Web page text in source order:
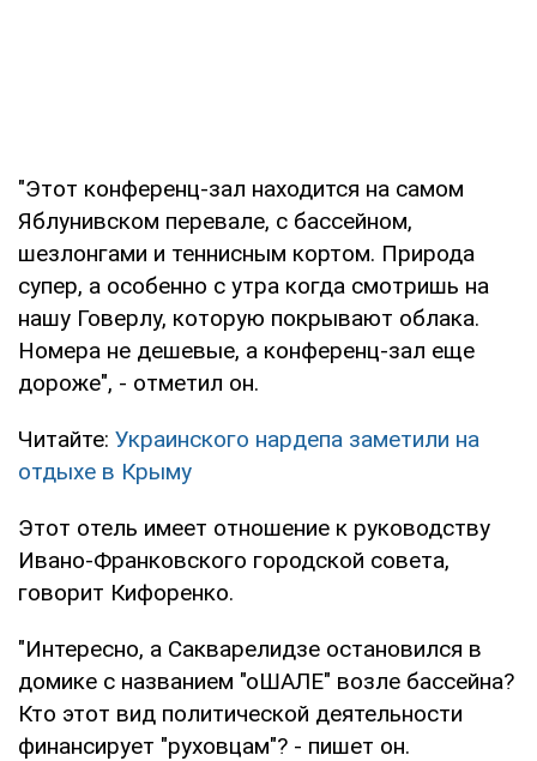
"Этот конференц-зал находится на самом
Яблунивском перевале, с бассейном,
шезлонгами и теннисным кортом. Природа
супер, а особенно с утра когда смотришь на
нашу Говерлу, которую покрывают облака.
Номера не дешевые, а конференц-зал еще
дороже", - отметил он.
Читайте: Украинского нардепа заметили на
отдыхе в Крыму
Этот отель имеет отношение к руководству
Ивано-Франковского городской совета,
говорит Кифоренко.
"Интересно, а Сакварелидзе остановился в
домике с названием "оШАЛЕ" возле бассейна?
Кто этот вид политической деятельности
финансирует "руховцам"? - пишет он.